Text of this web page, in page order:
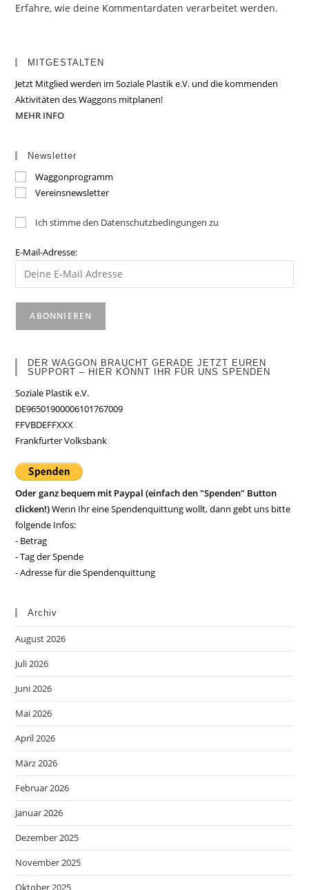
Erfahre, wie deine Kommentardaten verarbeitet werden.
MITGESTALTEN
Jetzt Mitglied werden im Soziale Plastik e.V. und die kommenden
Aktivitäten des Waggons mitplanen!
MEHR INFO
Newsletter
Waggonprogramm
Vereinsnewsletter
Ich stimme den Datenschutzbedingungen zu
E-Mail-Adresse:
DER WAGGON BRAUCHT GERADE JETZT EUREN
SUPPORT – HIER KÖNNT IHR FÜR UNS SPENDEN
Soziale Plastik e.V.
DE96501900006101767009
FFVBDEFFXXX
Frankfurter Volksbank
Oder ganz bequem mit Paypal (einfach den "Spenden" Button
clicken!)Wenn Ihr eine Spendenquittung wollt, dann gebt uns bitte
folgende Infos:
- Betrag
- Tag der Spende
- Adresse für die Spendenquittung
Archiv
August 2026
Juli 2026
Juni 2026
Mai 2026
April 2026
März 2026
Februar 2026
Januar 2026
Dezember 2025
November 2025
Oktober 2025